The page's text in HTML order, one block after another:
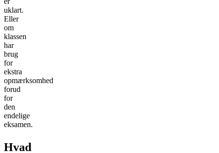
uklart.
Eller
om
klassen
har
brug
for
ekstra
opmærksomhed
forud
for
den
endelige
eksamen.
Hvad